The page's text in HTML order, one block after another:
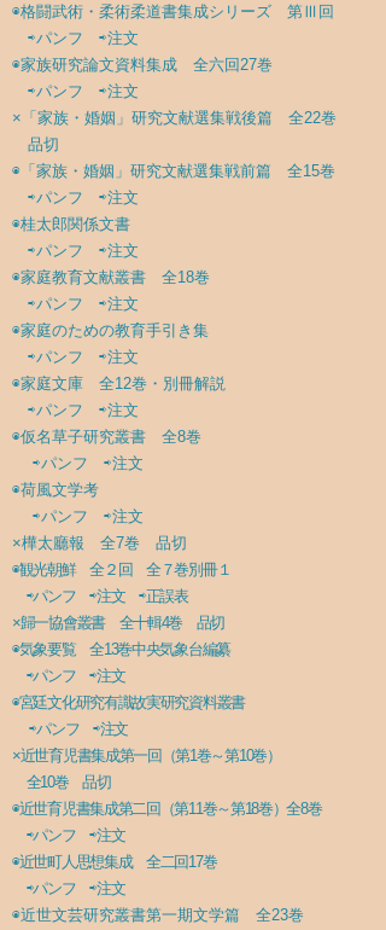
◉格闘武術・柔術柔道書集成シリーズ 第Ⅲ回
⇨パンフ ⇨注文
◉家族研究論文資料集成 全六回27巻
⇨パンフ ⇨注文
×「家族・婚姻」研究文献選集戦後篇 全22巻
品切
◉ 「家族・婚姻」研究文献選集戦前篇 全15巻
⇨パンフ ⇨注文
◉桂太郎関係文書
⇨パンフ ⇨注文
◉家庭教育文献叢書 全18巻
⇨パンフ ⇨注文
◉家庭のための教育手引き集
⇨パンフ ⇨注文
◉家庭文庫 全12巻・別冊解説
⇨パンフ ⇨注文
◉仮名草子研究叢書 全8巻
⇨パンフ ⇨注文
◉荷風文学考
⇨パンフ ⇨注文
×樺太廳報 全7巻 品切
◉観光朝鮮 全２回 全７巻別冊１
⇨パンフ⇨注文 ⇨正誤表
×歸一協會叢書 全十輯4巻 品切
◉気象要覧 全13巻中央気象台編纂
⇨パンフ⇨注文
◉宮廷文化研究有識故実研究資料叢書
⇨パンフ⇨注文
×近世育児書集成第一回（第1巻～第10巻）
全10巻 品切
◉近世育児書集成第二回（第11巻～第18巻）全8巻
⇨パンフ⇨注文
◉近世町人思想集成 全二回17巻
⇨パンフ⇨注文
◉近世文芸研究叢書第一期文学篇 全23巻